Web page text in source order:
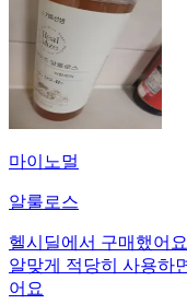
마이노멀
알룰로스
헬시딜에서 구매했어
알맞게 적당히 사용하
어요